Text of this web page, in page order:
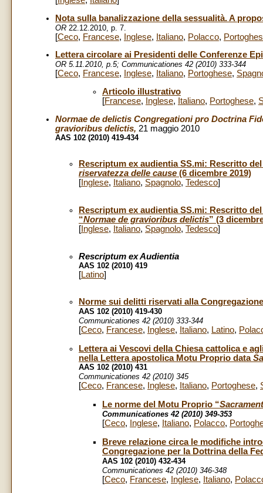
Nota sulla banalizzazione della sessualità. A
OR 22.12.2010, p. 7.
[Ceco, Francese, Inglese, Italiano, Polacco,
Lettera circolare ai Presidenti delle Conferenze
OR 5.11.2010, p.5; Communicationes 42 (2010) 333-344
[Ceco, Francese, Inglese, Italiano, Portoghese,
Articolo illustrativo
[Francese, Inglese, Italiano, Portoghese,
Normae de delictis Congregationi pro Doctrina
gravioribus delictis, 21 maggio 2010
AAS 102 (2010) 419-434
Rescriptum ex audientia SS.mi: Rescritto
riservatezza delle cause (6 dicembre 2019)
[ Inglese, Italiano, Spagnolo, Tedesco]
Rescriptum ex audientia SS.mi: Rescritto
“Normae de gravioribus delictis” (3
[ Inglese, Italiano, Spagnolo, Tedesco]
Rescriptum ex Audientia
AAS 102 (2010) 419
[Latino]
Norme sui delitti riservati alla
AAS 102 (2010) 419-430
Communicationes 42 (2010) 333-344
[Ceco, Francese, Inglese, Italiano, Latino,
Lettera ai Vescovi della Chiesa cattolica e
nella Lettera apostolica Motu Proprio data
AAS 102 (2010) 431
Communicationes 42 (2010) 345
[Ceco, Francese, Inglese, Italiano, Portoghese,
Le norme del Motu Proprio “
Communicationes 42 (2010) 349-353
[Ceco, Inglese, Italiano, Polacco,
Breve relazione circa le modifiche
Congregazione per la Dottrina della
AAS 102 (2010) 432-434
Communicationes 42 (2010) 346-348
[Ceco, Francese, Inglese, Italiano,